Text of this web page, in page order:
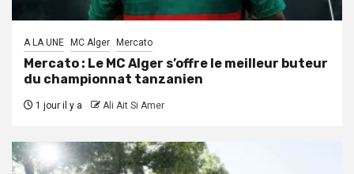
A LA UNE MC Alger Mercato
Mercato : Le MC Alger s’offre le meilleur buteur
du championnat tanzanien
1 jour il y a Ali Ait Si Amer